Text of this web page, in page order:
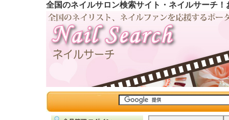
全国のネイルサロン検索サイト・ネイルサーチ